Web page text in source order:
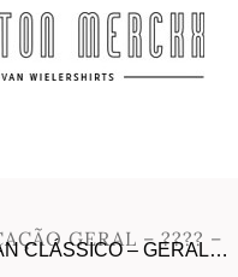
GERAL – ???? –
CLÁSSICO – GERAL…